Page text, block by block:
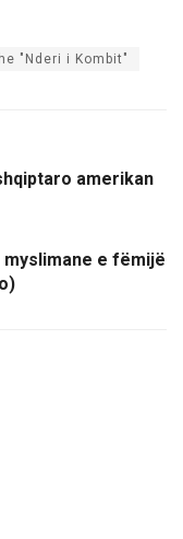
"Nderi i Kombit"
amerikan
myslimane e fëmijë